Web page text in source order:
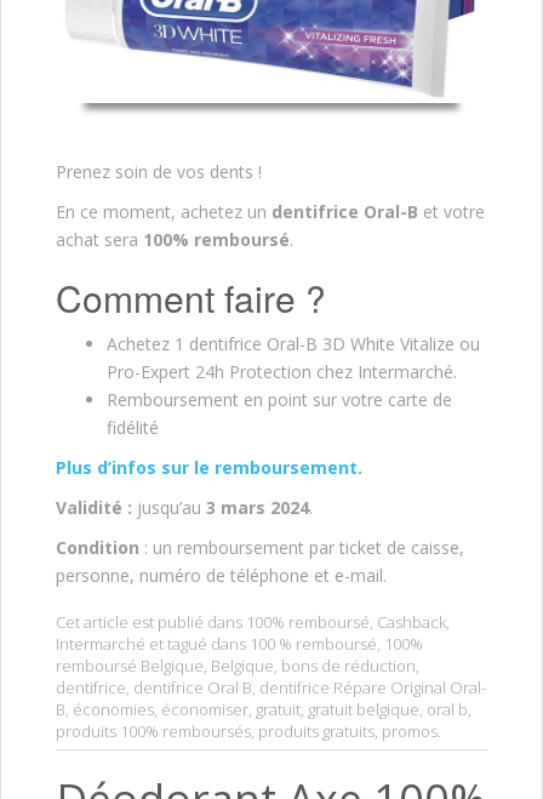
Prenez soin de vos dents !
En ce moment, achetez un dentifrice Oral-B et votre
achat sera 100% remboursé.
Comment faire ?
Achetez 1 dentifrice Oral-B 3D White Vitalize ou
Pro-Expert 24h Protection chez Intermarché.
Remboursement en point sur votre carte de
fidélité
Plus d’infos sur le remboursement.
Validité : jusqu’au 3 mars 2024.
Condition : un remboursement par ticket de caisse,
personne, numéro de téléphone et e-mail.
Cet article est publié dans 100% remboursé, Cashback,
Intermarché et tagué dans 100 % remboursé, 100%
remboursé Belgique, Belgique, bons de réduction,
dentifrice, dentifrice Oral B, dentifrice Répare Original Oral-
B, économies, économiser, gratuit, gratuit belgique, oral b,
produits 100% remboursés, produits gratuits, promos.